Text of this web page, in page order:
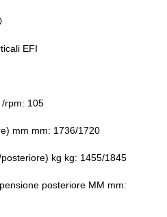
EFI
/rpm: 105
mm mm: 1736/1720
kg kg: 1455/1845
posteriore MM mm: